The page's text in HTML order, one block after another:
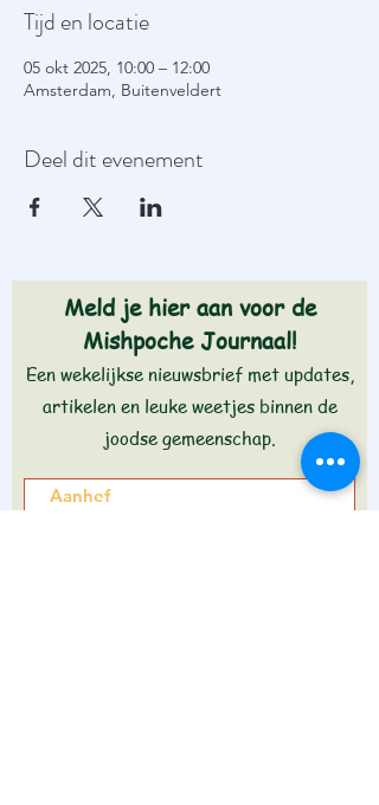
Tijd en locatie
05 okt 2025, 10:00 – 12:00
Amsterdam, Buitenveldert
Deel dit evenement
Meld je hier aan voor de
Mishpoche Journaal!
Een wekelijkse nieuwsbrief met updates,
artikelen en leuke weetjes binnen de
joodse gemeenschap.